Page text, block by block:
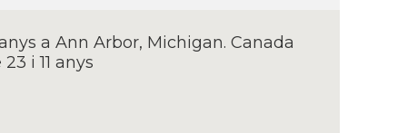
a Ann Arbor, Michigan. Canada
i 11 anys